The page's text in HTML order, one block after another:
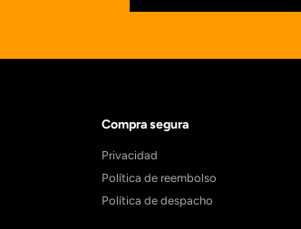
Compra segura
Privacidad
Política de reembolso
Política de despacho